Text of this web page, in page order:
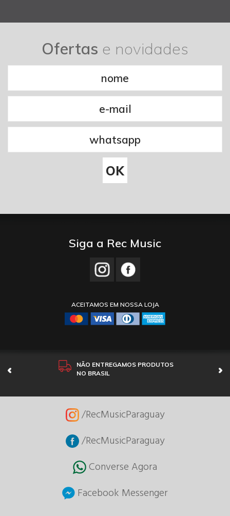
Ofertas e novidades
Siga a Rec Music
ACEITAMOS EM NOSSA LOJA
NÃO ENTREGAMOS PRODUTOS
NO BRASIL
/RecMusicParaguay
/RecMusicParaguay
Converse Agora
Facebook Messenger